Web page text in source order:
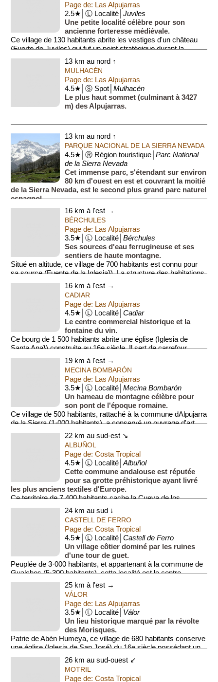
Page de: Las Alpujarras
2.5★│Ⓛ Localité│Juviles
Une petite localité célèbre pour son
ancienne forteresse médiévale.
Ce village de 130 habitants abrite les vestiges d'un château
(Fuerte de Juviles) qui fut un point stratégique durant la
pério...
13 km au nord ↑
MULHACÉN
Page de: Las Alpujarras
4.5★│Ⓢ Spot│Mulhacén
Le plus haut sommet (culminant à 3427
m) des Alpujarras.
13 km au nord ↑
PARQUE NACIONAL DE LA SIERRA NEVADA
4.5★│Ⓡ Région touristique│Parc National
de la Sierra Nevada
Cet immense parc, s'étendant sur environ
80 km d'ouest en est et couvrant la moitié
de la Sierra Nevada, est le second plus grand parc naturel
espagnol.
Le parc comporte environ 50 lacs de haute m...
16 km à l'est →
BÉRCHULES
Page de: Las Alpujarras
3.5★│Ⓛ Localité│Bérchules
Ses sources d'eau ferrugineuse et ses
sentiers de haute montagne.
Situé en altitude, ce village de 700 habitants est connu pour
sa source (Fuente de la Iglesia}). La structure des habitations
avec d...
16 km à l'est →
CADIAR
Page de: Las Alpujarras
4.5★│Ⓛ Localité│Cadiar
Le centre commercial historique et la
fontaine du vin.
Ce bourg de 1 500 habitants abrite une église (Iglesia de
Santa Ana}) construite au 16e siècle. Il sert de carrefour
économique pour les villag...
19 km à l'est →
MECINA BOMBARÓN
Page de: Las Alpujarras
3.5★│Ⓛ Localité│Mecina Bombarón
Un hameau de montagne célèbre pour
son pont de l'époque romaine.
Ce village de 500 habitants, rattaché à la commune dAlpujarra
de la Sierra (1·000 habitants), a conservé un ouvrage d'art
ancien (...
22 km au sud-est ↘
ALBUÑOL
Page de: Costa Tropical
4.5★│Ⓛ Localité│Albuñol
Cette commune andalouse est réputée
pour sa grotte préhistorique ayant livré
les plus anciens textiles d'Europe.
Ce territoire de 7 400 habitants cache la Cueva de los
Murciélagos, une grotte qu...
24 km au sud ↓
CASTELL DE FERRO
Page de: Costa Tropical
4.5★│Ⓛ Localité│Castell de Ferro
Un village côtier dominé par les ruines
d'une tour de guet.
Peuplée de 3·000 habitants, et appartenant à la commune de
Gualchos (5·300 habitants), cette localité est le centre
administratif de Gua...25 km à l'est →
VÁLOR
Page de: Las Alpujarras
3.5★│Ⓛ Localité│ Válor
Un lieu historique marqué par la révolte
des Morisques.
Patrie de Abén Humeya, ce village de 680 habitants conserve
une église (Iglesia de San José) du 16e siècle possédant un
plafond à caissons m...26 km au sud-ouest ↙
MOTRIL
Page de: Costa Tropical